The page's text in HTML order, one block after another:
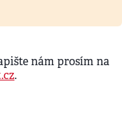
nám prosím na
.